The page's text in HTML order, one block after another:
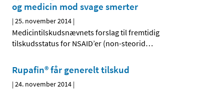
og medicin mod svage smerter
|25. november 2014 |
Medicintilskudsnævnets forslag til fremtidig
tilskudsstatus for NSAID’er (non-steorid…
Rupafin® får generelt tilskud
|24. november 2014 |